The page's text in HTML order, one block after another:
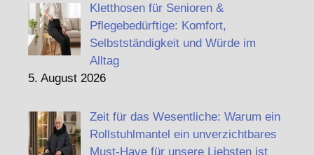
Kletthosen für Senioren &
Pflegebedürftige: Komfort,
Selbstständigkeit und Würde im
Alltag
5. August 2026
Zeit für das Wesentliche: Warum ein
Rollstuhlmantel ein unverzichtbares
Must-Have für unsere Liebsten ist